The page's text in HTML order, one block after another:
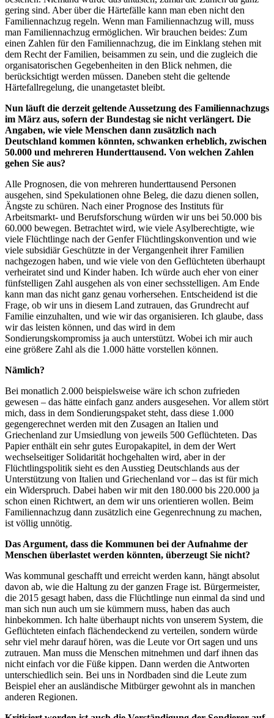
gering sind. Aber über die Härtefälle kann man eben nicht den
Familiennachzug regeln. Wenn man Familiennachzug will, muss
man Familiennachzug ermöglichen. Wir brauchen beides: Zum
einen Zahlen für den Familiennachzug, die im Einklang stehen mit
dem Recht der Familien, beisammen zu sein, und die zugleich die
organisatorischen Gegebenheiten in den Blick nehmen, die
berücksichtigt werden müssen. Daneben steht die geltende
Härtefallregelung, die unangetastet bleibt.
Nun läuft die derzeit geltende Aussetzung des Familiennachzugs
im März aus, sofern der Bundestag sie nicht verlängert. Die
Angaben, wie viele Menschen dann zusätzlich nach
Deutschland kommen könnten, schwanken erheblich, zwischen
50.000 und mehreren Hunderttausend. Von welchen Zahlen
gehen Sie aus?
Alle Prognosen, die von mehreren hunderttausend Personen
ausgehen, sind Spekulationen ohne Beleg, die dazu dienen sollen,
Ängste zu schüren. Nach einer Prognose des Instituts für
Arbeitsmarkt- und Berufsforschung würden wir uns bei 50.000 bis
60.000 bewegen. Betrachtet wird, wie viele Asylberechtigte, wie
viele Flüchtlinge nach der Genfer Flüchtlingskonvention und wie
viele subsidiär Geschützte in der Vergangenheit ihrer Familien
nachgezogen haben, und wie viele von den Geflüchteten überhaupt
verheiratet sind und Kinder haben. Ich würde auch eher von einer
fünfstelligen Zahl ausgehen als von einer sechsstelligen. Am Ende
kann man das nicht ganz genau vorhersehen. Entscheidend ist die
Frage, ob wir uns in diesem Land zutrauen, das Grundrecht auf
Familie einzuhalten, und wie wir das organisieren. Ich glaube, dass
wir das leisten können, und das wird in dem
Sondierungskompromiss ja auch unterstützt. Wobei ich mir auch
eine größere Zahl als die 1.000 hätte vorstellen können.
Nämlich?
Bei monatlich 2.000 beispielsweise wäre ich schon zufrieden
gewesen – das hätte einfach ganz anders ausgesehen. Vor allem stört
mich, dass in dem Sondierungspaket steht, dass diese 1.000
gegengerechnet werden mit den Zusagen an Italien und
Griechenland zur Umsiedlung von jeweils 500 Geflüchteten. Das
Papier enthält ein sehr gutes Europakapitel, in dem der Wert
wechselseitiger Solidarität hochgehalten wird, aber in der
Flüchtlingspolitik sieht es den Ausstieg Deutschlands aus der
Unterstützung von Italien und Griechenland vor – das ist für mich
ein Widerspruch. Dabei haben wir mit den 180.000 bis 220.000 ja
schon einen Richtwert, an dem wir uns orientieren wollen. Beim
Familiennachzug dann zusätzlich eine Gegenrechnung zu machen,
ist völlig unnötig.
Das Argument, dass die Kommunen bei der Aufnahme der
Menschen überlastet werden könnten, überzeugt Sie nicht?
Was kommunal geschafft und erreicht werden kann, hängt absolut
davon ab, wie die Haltung zu der ganzen Frage ist. Bürgermeister,
die 2015 gesagt haben, dass die Flüchtlinge nun einmal da sind und
man sich nun auch um sie kümmern muss, haben das auch
hinbekommen. Ich halte überhaupt nichts von unserem System, die
Geflüchteten einfach flächendeckend zu verteilen, sondern würde
sehr viel mehr darauf hören, was die Leute vor Ort sagen und uns
zutrauen. Man muss die Menschen mitnehmen und darf ihnen das
nicht einfach vor die Füße kippen. Dann werden die Antworten
unterschiedlich sein. Bei uns in Nordbaden sind die Leute zum
Beispiel eher an ausländische Mitbürger gewohnt als in manchen
anderen Regionen.